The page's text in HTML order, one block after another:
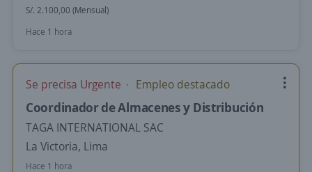
S/. 2.100,00 (Mensual)
Hace 1 hora
Se precisa Urgente Empleo destacado
Coordinador de Almacenes y Distribución
TAGA INTERNATIONAL SAC
La Victoria, Lima
Hace 1 hora